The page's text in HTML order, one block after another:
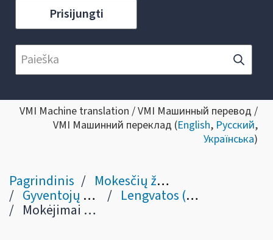
Prisijungti
VMI Machine translation / VMI Машинный перевод /
VMI Машинний переклад (English, Русский,
Українська)
Pagrindinis Mokesčių žinynas
Gyventojų pajamų mokestis Lengvatos (išlaidos kurias galima atimti iš pajamų) (21 str.)
Mokėjimai už pastatų (kitų statinių) apdailos ir bet kokio remonto darbus, suteiktas lengvųjų automobilių remonto paslaugas